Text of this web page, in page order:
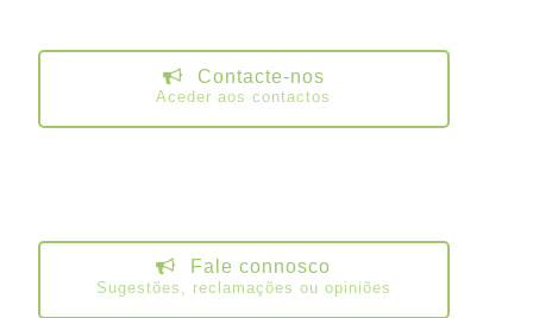
Contacte-nos
Aceder aos contactos
Fale connosco
Sugestões, reclamações ou opiniões